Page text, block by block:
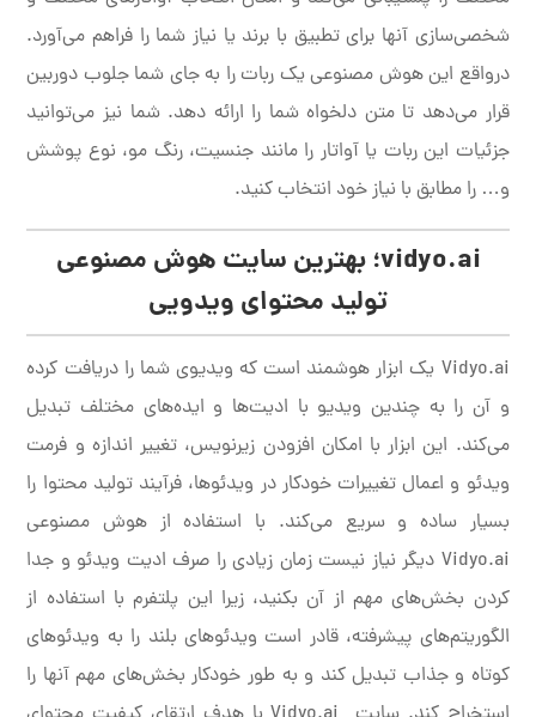
شخصی‌سازی آنها برای تطبیق با برند یا نیاز شما را فراهم می‌آورد.
درواقع این هوش مصنوعی یک ربات را به جای شما جلوب دوربین
قرار می‌دهد تا متن دلخواه شما را ارائه دهد. شما نیز می‌توانید
جزئیات این ربات یا آواتار را مانند جنسیت، رنگ مو، نوع پوشش
و… را مطابق با نیاز خود انتخاب کنید.
vidyo.ai؛ بهترین سایت هوش مصنوعی
تولید محتوای ویدویی
Vidyo.ai یک ابزار هوشمند است که ویدیوی شما را دریافت کرده
و آن را به چندین ویدیو با ادیت‌ها و ایده‌های مختلف تبدیل
می‌کند. این ابزار با امکان افزودن زیرنویس، تغییر اندازه و فرمت
ویدئو و اعمال تغییرات خودکار در ویدئوها، فرآیند تولید محتوا را
بسیار ساده و سریع می‌کند. با استفاده از هوش مصنوعی
Vidyo.ai دیگر نیاز نیست زمان زیادی را صرف ادیت ویدئو و جدا
کردن بخش‌های مهم از آن بکنید، زیرا این پلتفرم با استفاده از
الگوریتم‌های پیشرفته، قادر است ویدئوهای بلند را به ویدئوهای
کوتاه و جذاب تبدیل کند و به طور خودکار بخش‌های مهم آنها را